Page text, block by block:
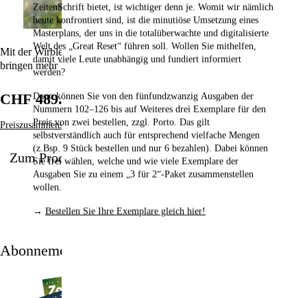
Mit der Wirbler-Gartenbrause von Aquadea stärken Sie Pflanzen und
bringen mehr Vitalität in Ihren Garten.
Zum Produkt
CHF 489.00
Preiszusammensetzung
Abonnement
ZeitenSchrift bietet, ist wichtiger denn je. Womit wir nämlich
heute konfrontiert sind, ist die minutiöse Umsetzung eines
Masterplans, der uns in die totalüberwachte und digitalisierte
Welt des „Great Reset“ führen soll. Wollen Sie mithelfen,
damit viele Leute unabhängig und fundiert informiert
werden?
Dann können Sie von den fünfundzwanzig Ausgaben der
Nummern 102–126 bis auf Weiteres drei Exemplare für den
Preis von zwei bestellen, zzgl. Porto. Das gilt
selbstverständlich auch für entsprechend vielfache Mengen
(z.Bsp. 9 Stück bestellen und nur 6 bezahlen). Dabei können
Sie frei wählen, welche und wie viele Exemplare der
Ausgaben Sie zu einem „3 für 2“-Paket zusammenstellen
wollen.
→ Bestellen Sie Ihre Exemplare gleich hier!
Supersubstanz DMSO
Trimilin-Trampoline